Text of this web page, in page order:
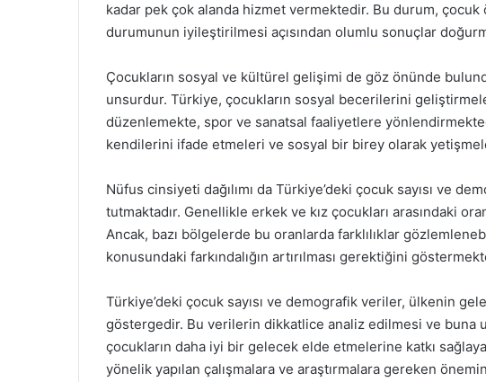
kadar pek çok alanda hizmet vermektedir. Bu durum, çocuk
durumunun iyileştirilmesi açısından olumlu sonuçlar
Çocukların sosyal ve kültürel gelişimi de göz önünde
unsurdur. Türkiye, çocukların sosyal becerilerini
düzenlemekte, spor ve sanatsal faaliyetlere
kendilerini ifade etmeleri ve sosyal bir birey olarak
Nüfus cinsiyeti dağılımı da Türkiye’deki çocuk sayısı ve
tutmaktadır. Genellikle erkek ve kız çocukları arasındaki
Ancak, bazı bölgelerde bu oranlarda farklılıklar
konusundaki farkındalığın artırılması gerektiğini
Türkiye’deki çocuk sayısı ve demografik veriler, ülkenin
göstergedir. Bu verilerin dikkatlice analiz edilmesi ve buna
çocukların daha iyi bir gelecek elde etmelerine katkı
yönelik yapılan çalışmalara ve araştırmalara gereken